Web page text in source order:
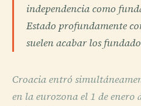
independencia como
Estado profundamente
suelen acabar los
Croacia entró
en la eurozona el 1 de enero